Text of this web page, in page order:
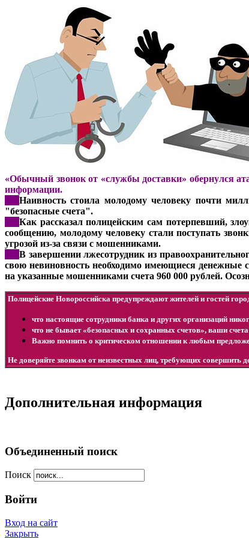
«Обычный звонок от «службы доставки» обернулся
информации.
Наивность стоила молодому человеку почти
"безопасные счета".
Как рассказал полицейским сам потерпевший,
сообщению, молодому человеку стали поступать
угрозой из-за связи с мошенниками.
В завершении лжесотрудник из
свою невиновность необходимо имеющиеся денежные
на указанные мошенниками счета 960 000 рублей.
Полицейские Новороссийска предупреждают жителей и гостей
что настоящие сотрудники банка и других организаций
что не бывает «безопасных и сохранных счетов», ваши
Важно помнить о критическом отношении к любым
Не доверяйте звонкам от неизвестных лиц, требующих совершить
Дополнительная информация
Объединенный поиск
Поиск
Войти
Вход на сайт
Закрыть